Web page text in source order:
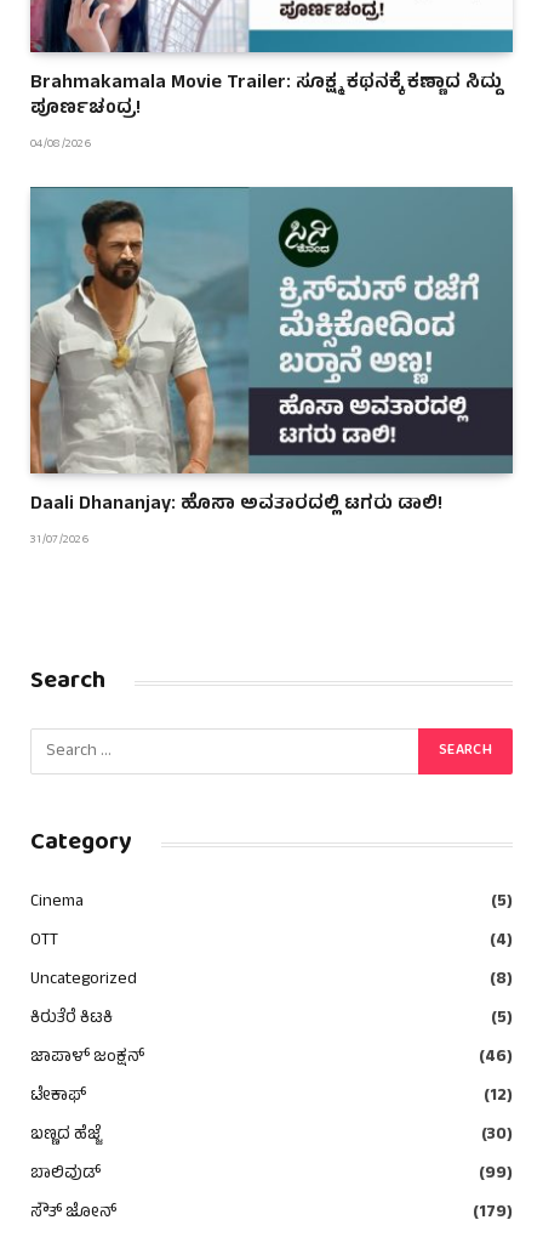
Brahmakamala Movie Trailer: ಸೂಕ್ಷ್ಮ ಕಥನಕ್ಕೆ ಕಣ್ಣಾದ ಸಿದ್ದು
ಪೂರ್ಣಚಂದ್ರ!
04/08/2026
Daali Dhananjay: ಹೊಸಾ ಅವತಾರದಲ್ಲಿ ಟಗರು ಡಾಲಿ!
31/07/2026
Search
Category
Cinema
(5)
OTT
(4)
Uncategorized
(8)
ಕಿರುತೆರೆ ಕಿಟಕಿ
(5)
ಜಾಪಾಳ್ ಜಂಕ್ಷನ್
(46)
ಟೇಕಾಫ್
(12)
ಬಣ್ಣದ ಹೆಜ್ಜೆ
(30)
ಬಾಲಿವುಡ್
(99)
ಸೌತ್ ಜೋನ್
(179)